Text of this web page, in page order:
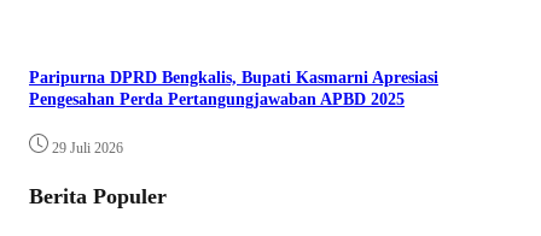
Paripurna DPRD Bengkalis, Bupati Kasmarni Apresiasi
Pengesahan Perda Pertangungjawaban APBD 2025
29 Juli 2026
Berita Populer